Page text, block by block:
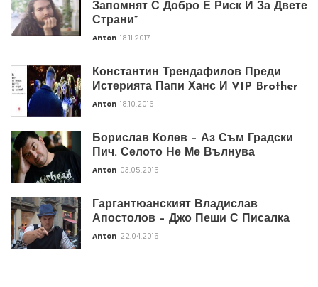
Запомнят С Добро Е Риск И За Двете
Страни”
Anton 18.11.2017
Константин Трендафилов Преди
Истерията Папи Ханс И VIP Brother
Anton 18.10.2016
Борислав Колев – Аз Съм Градски
Пич. Селото Не Ме Вълнува
Anton 03.05.2015
Гаргантюанският Владислав
Апостолов – Джо Пеши С Писалка
Anton 22.04.2015